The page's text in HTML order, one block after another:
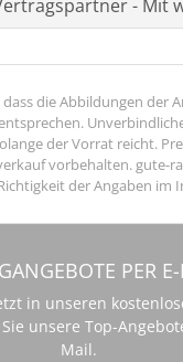
- Mit
dass die Abbildungen der
der Vorrat reicht.
vorbehalten. gute-
der Angaben im
PER
in unseren
unsere Top-
Mail.